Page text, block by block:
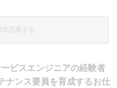
ビスエンジニアの経験者
ナンス要員を育成するお仕